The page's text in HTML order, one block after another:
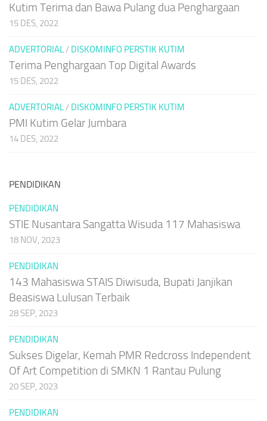
Kutim Terima dan Bawa Pulang dua Penghargaan
15 DES, 2022
ADVERTORIAL/ DISKOMINFO PERSTIK KUTIM
Terima Penghargaan Top Digital Awards
15 DES, 2022
ADVERTORIAL/ DISKOMINFO PERSTIK KUTIM
PMI Kutim Gelar Jumbara
14 DES, 2022
PENDIDIKAN
PENDIDIKAN
STIE Nusantara Sangatta Wisuda 117 Mahasiswa
18 NOV, 2023
PENDIDIKAN
143 Mahasiswa STAIS Diwisuda, Bupati Janjikan
Beasiswa Lulusan Terbaik
28 SEP, 2023
PENDIDIKAN
Sukses Digelar, Kemah PMR Redcross Independent
Of Art Competition di SMKN 1 Rantau Pulung
20 SEP, 2023
PENDIDIKAN